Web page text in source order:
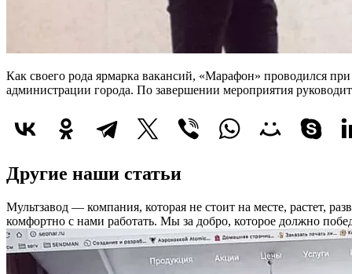
Как своего рода ярмарка вакансий, «Марафон» проводился
администрации города. По завершении мероприятия
Другие наши статьи
Мультзавод — компания, которая не стоит на месте, растет,
комфортно с нами работать. Мы за добро, которое должно